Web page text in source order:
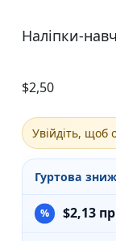
Наліпки-
$2,50
Увійдіть, щоб
Гуртова
$2,13